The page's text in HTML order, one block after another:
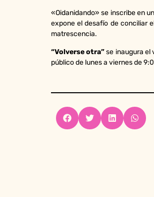
«Oidanidando» se inscribe en
expone el desafío de conciliar
matrescencia.
“Volverse otra”se inaugura el
público de lunes a viernes de